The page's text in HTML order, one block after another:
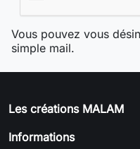
Vous pouvez vous
simple mail.
Les créations MALAM
Informations